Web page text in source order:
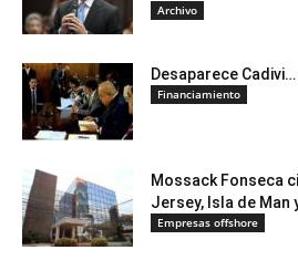
Archivo
Desaparece
Financiamiento
Mossack Fonseca
Jersey, Isla de Man
Empresas offshore